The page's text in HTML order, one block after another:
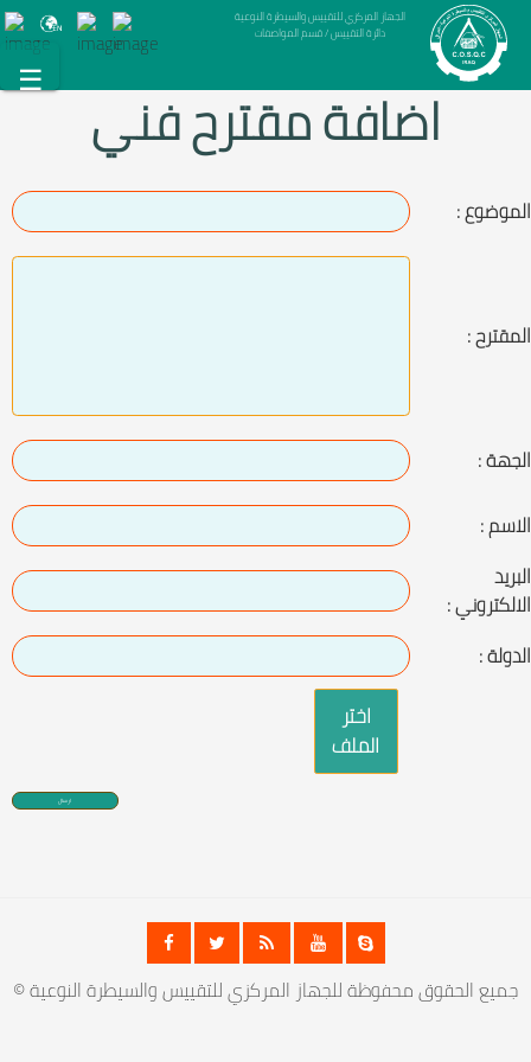
☰
الجهاز المركزي للتقييس والسيطرة النوعية
دائرة التقييس / قسم المواصفات
اضافة مقترح فني
الموضوع :
المقترح :
الجهة :
الاسم :
البريد
الالكتروني :
الدولة :
اختر
الملف
© جميع الحقوق محفوظة للجهاز المركزي للتقييس والسيطرة النوعية